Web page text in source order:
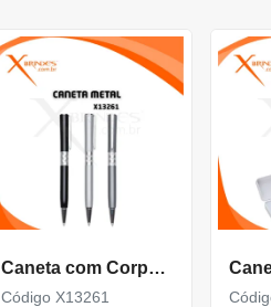
Caneta com Corpo de Metal com detalhe Texturizado X13261
Código X13261